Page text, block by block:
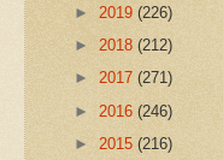
► 2019 (226)
► 2018 (212)
► 2017 (271)
► 2016 (246)
► 2015 (216)